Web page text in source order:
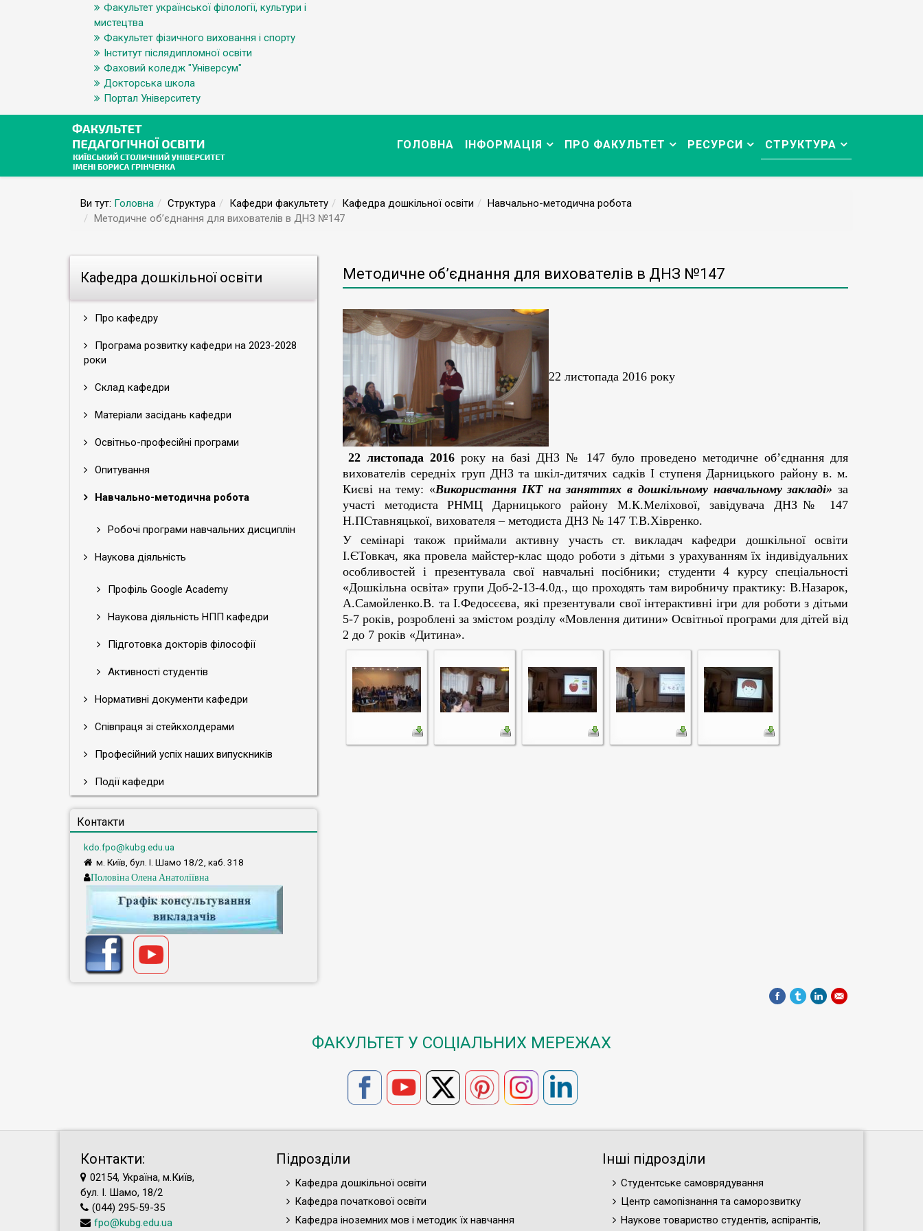
Факультет української філології, культури і
мистецтва
Факультет фізичного виховання і спорту
Інститут післядипломної освіти
Фаховий коледж "Універсум"
Докторська школа
Портал Університету
ГОЛОВНА ІНФОРМАЦІЯ ПРО ФАКУЛЬТЕТ РЕСУРСИ СТРУКТУРА
Ви тут: Головна Структура Кафедри факультету Кафедра дошкільної освіти
Навчально-методична робота
Методичне об’єднання для вихователів в ДНЗ №147
Кафедра дошкільної освіти
Про кафедру
Програма розвитку кафедри на 2023-2028
роки
Склад кафедри
Матеріали засідань кафедри
Освітньо-професійні програми
Опитування
Навчально-методична робота
Робочі програми навчальних дисциплін
Наукова діяльність
Профіль Google Academy
Наукова діяльність НПП кафедри
Підготовка докторів філософії
Активності студентів
Нормативні документи кафедри
Співпраця зі стейкхолдерами
Професійний успіх наших випускників
Події кафедри
Контакти
kdo.fpo@kubg.edu.ua
м. Київ, бул. І. Шамо 18/2, каб. 318
Половіна Олена Анатоліївна
Методичне об’єднання для вихователів в ДНЗ №147
22 листопада 2016 року
22 листопада 2016 року на базі ДНЗ № 147 було проведено методичне об’єднання для
вихователів середніх груп ДНЗ та шкіл-дитячих садків І ступеня Дарницького району в. м.
Києві на тему: «Використання ІКТ на заняттях в дошкільному навчальному закладі» за
участі методиста РНМЦ Дарницького району М.К.Меліхової, завідувача ДНЗ№ 147
Н.ПСтавняцької, вихователя – методиста ДНЗ № 147 Т.В.Хівренко.
У семінарі також приймали активну участь ст. викладач кафедри дошкільної освіти
І.ЄТовкач, яка провела майстер-клас щодо роботи з дітьми з урахуванням їх індивідуальних
особливостей і презентувала свої навчальні посібники; студенти 4 курсу спеціальності
«Дошкільна освіта» групи Доб-2-13-4.0д., що проходять там виробничу практику: В.Назарок,
А.Самойленко.В. та І.Федосєєва, які презентували свої інтерактивні ігри для роботи з дітьми
5-7 років, розроблені за змістом розділу «Мовлення дитини» Освітньої програми для дітей від
2 до 7 років «Дитина».
ФАКУЛЬТЕТ У СОЦІАЛЬНИХ МЕРЕЖАХ
Контакти:
02154, Україна, м.Київ,
бул. І. Шамо, 18/2
(044) 295-59-35
fpo@kubg.edu.ua
Підрозділи
Кафедра дошкільної освіти
Кафедра початкової освіти
Кафедра іноземних мов і методик їх навчання
Інші підрозділи
Студентське самоврядування
Центр самопізнання та саморозвитку
Наукове товариство студентів, аспірантів,